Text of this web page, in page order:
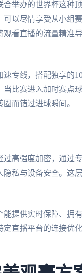
举办的世界杯这种
以尽情享受从小组
看直播的流量精准
速专线，搭配独享的
比赛进入加时赛点球
而错过进球瞬间。
高强度加密，通过
私与设备安全。这
提供实时保障、拥
直播平台的连接优